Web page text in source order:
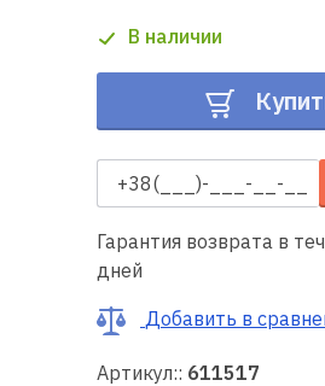
швейной
техники
Полезные
советы
нас
В наличии
Гарантия возврата в
дней
Добавить в
Артикул:: 611517